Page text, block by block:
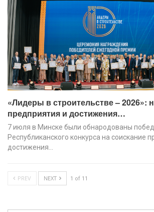
«Лидеры в строительстве – 2026»:
предприятия и достижения…
7 июля в Минске были обнародованы
Республиканского конкурса на соискание
достижения…
PREV NEXT 1 of 11